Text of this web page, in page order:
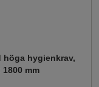
hygienkrav,
mm